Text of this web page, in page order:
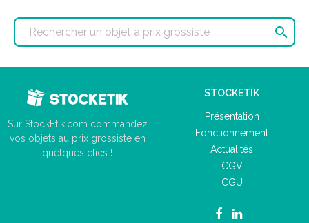

Sur StockEtik.com commandez
vos objets au prix grossiste en
quelques clics !
STOCKETIK
Présentation
Fonctionnement
Actualités
CGV
CGU